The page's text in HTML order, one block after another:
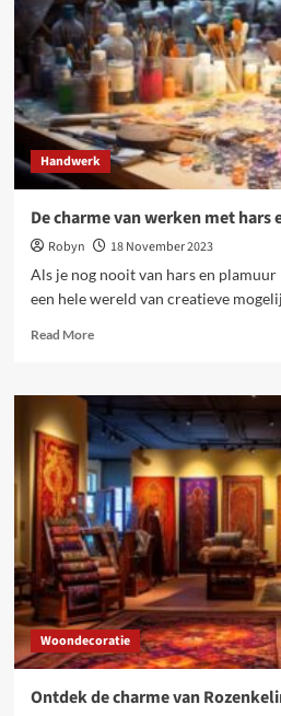
avontuur
Handwerk
De charme van werken met hars
Robyn
18 November 2023
Als je nog nooit van hars en
een hele wereld van creatieve
Read MoreRead
De
charme
van
werken
met
hars
en
plamuur
Woondecoratie
Ontdek de charme van